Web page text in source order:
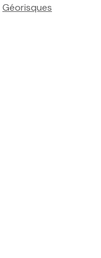
Géorisques